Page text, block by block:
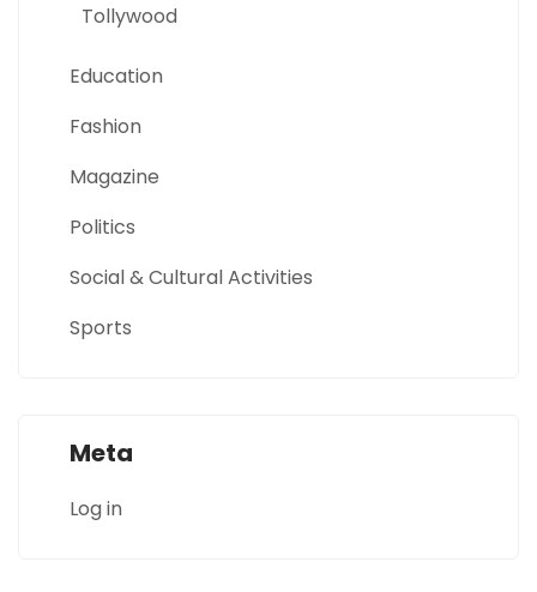
Tollywood
Education
Fashion
Magazine
Politics
Social & Cultural Activities
Sports
Meta
Log in